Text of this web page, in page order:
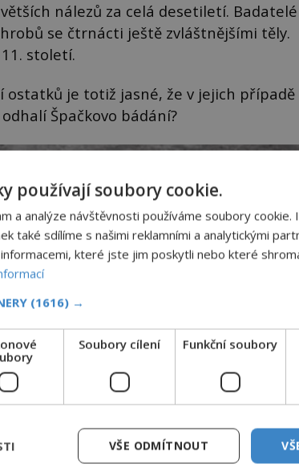
nálezů za celá desetiletí. Badatelé
se čtrnácti ještě zvláštnějšími těly.
století.
ostatků je totiž jasné, že v jejich případě
Špačkovo bádání?
používají soubory cookie.
a analýze návštěvnosti používáme soubory cookie.
také sdílíme s našimi reklamními a analytickými
které jste jim poskytli nebo které
(1616) →
Soubory cílení Funkční soubory
VŠE ODMÍTNOUT